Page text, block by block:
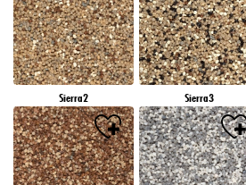
Sierra2 Sierra3